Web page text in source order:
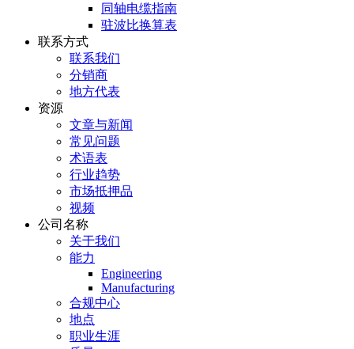
同轴电缆指南
驻波比换算表
联系方式
联系我们
分销商
地方代表
资源
文章与新闻
常见问题
术语表
行业趋势
市场抵押品
视频
公司名称
关于我们
能力
Engineering
Manufacturing
合规中心
地点
职业生涯